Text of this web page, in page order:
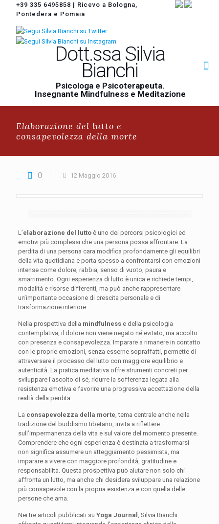
+39 335 6495858 | Ricevo a Bologna,
Pontedera e Pomaia
Dott.ssa Silvia
Bianchi
Psicologa e Psicoterapeuta.
Insegnante Mindfulness e Meditazione
Elaborazione del lutto e
consapevolezza della morte
0 12 Maggio 2016
L’elaborazione del luttoè uno dei percorsi psicologici ed
emotivi più complessi che una persona possa affrontare. La
perdita di una persona cara modifica profondamente gli equilibri
della vita quotidiana e porta spesso a confrontarsi con emozioni
intense come dolore, rabbia, senso di vuoto, paura e
smarrimento. Ogni esperienza di lutto è unica e richiede tempi,
modalità e risorse differenti, ma può anche rappresentare
un’importante occasione di crescita personale e di
trasformazione interiore.
Nella prospettiva della mindfulnesse della psicologia
contemplativa, il dolore non viene negato né evitato, ma accolto
con presenza e consapevolezza. Imparare a rimanere in contatto
con le proprie emozioni, senza esserne sopraffatti, permette di
attraversare il processo del lutto con maggiore equilibrio e
autenticità. La pratica meditativa offre strumenti concreti per
sviluppare l’ascolto di sé, ridurre la sofferenza legata alla
resistenza emotiva e favorire una progressiva accettazione della
realtà della perdita.
La consapevolezza della morte, tema centrale anche nella
tradizione del buddismo tibetano, invita a riflettere
sull’impermanenza della vita e sul valore del momento presente.
Comprendere che ogni esperienza è destinata a trasformarsi
non significa assumere un atteggiamento pessimista, ma
imparare a vivere con maggiore profondità, gratitudine e
responsabilità. Questa prospettiva può aiutare non solo chi
affronta un lutto, ma anche chi desidera sviluppare una relazione
più consapevole con la propria esistenza e con quella delle
persone che ama.
Nei tre articoli pubblicati su Yoga Journal , Silvia Bianchi